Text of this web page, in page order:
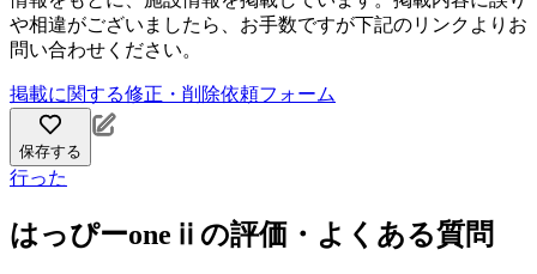
や相違がございましたら、お手数ですが下記のリンクよりお
問い合わせください。
掲載に関する修正・削除依頼フォーム
保存する
行った
はっぴーoneⅱの評価・よくある質問